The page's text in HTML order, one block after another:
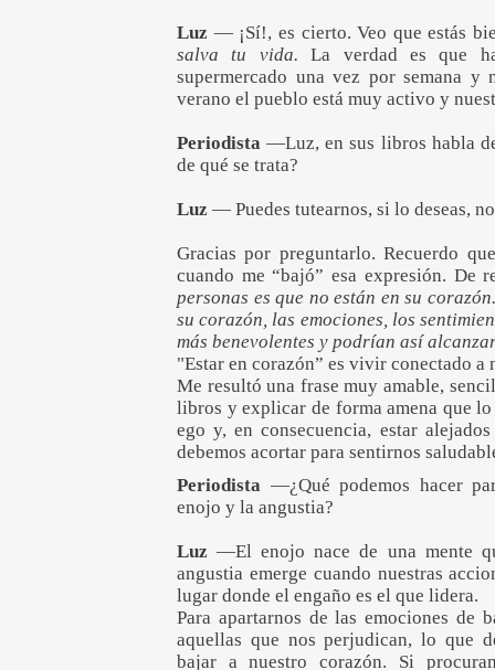
Luz — ¡Sí!, es cierto. Veo que estás
salva tu vida.La verdad es que
supermercado una vez por semana y
verano el pueblo está muy activo y
Periodista—Luz, en sus libros habla
de qué se trata?
Luz — Puedes tutearnos, si lo deseas,
Gracias por preguntarlo. Recuerdo
cuando me “bajó” esa expresión. De
personas es que no están en su
su corazón, las emociones, los
más benevolentes y podrían así
"Estar en corazón” es vivir conectado a
Me resultó una frase muy amable,
libros y explicar de forma amena que
ego y, en consecuencia, estar
debemos acortar para sentirnos
Periodista —¿Qué podemos hacer
enojo y la angustia?
Luz—El enojo nace de una mente
angustia emerge cuando nuestras
lugar donde el engaño es el que lidera.
Para apartarnos de las emociones de
aquellas que nos perjudican, lo que
bajar a nuestro corazón. Si